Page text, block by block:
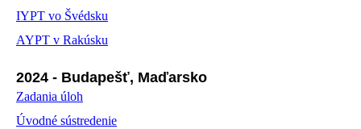
IYPT vo Švédsku
AYPT v Rakúsku
2024 - Budapešť, Maďarsko
Zadania úloh
Úvodné sústredenie